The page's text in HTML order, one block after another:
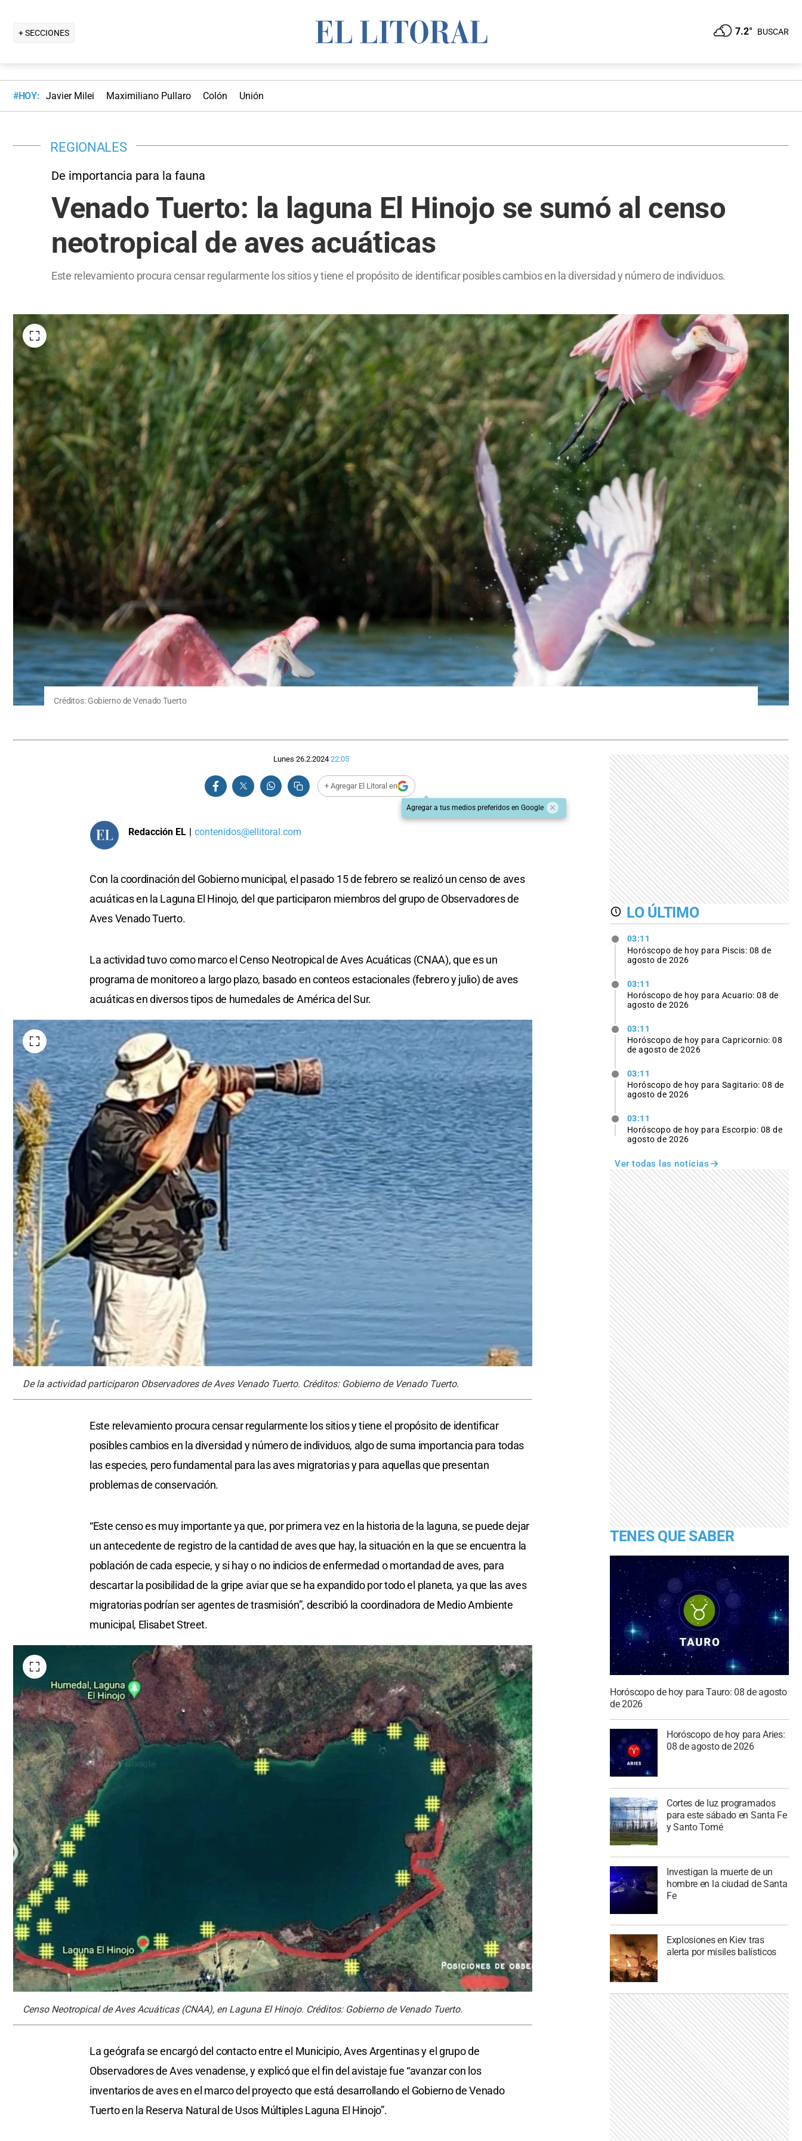
+ SECCIONES 7.2° BUSCAR
#HOY: Javier Milei Maximiliano Pullaro Colón Unión
REGIONALES
De importancia para la fauna
Venado Tuerto: la laguna El Hinojo se sumó al censo
neotropical de aves acuáticas
Este relevamiento procura censar regularmente los sitios y tiene el propósito de identificar posibles cambios en la diversidad y número de individuos.
Créditos: Gobierno de Venado Tuerto
Lunes 26.2.2024 22:05
+ Agregar El Litoral en
Agregar a tus medios preferidos en Google
Redacción EL | contenidos@ellitoral.com
Con la coordinación del Gobierno municipal, el pasado 15 de febrero se realizó un censo de aves
acuáticas en la Laguna El Hinojo, del que participaron miembros del grupo de Observadores de
Aves Venado Tuerto.
La actividad tuvo como marco el Censo Neotropical de Aves Acuáticas (CNAA), que es un
programa de monitoreo a largo plazo, basado en conteos estacionales (febrero y julio) de aves
acuáticas en diversos tipos de humedales de América del Sur.
De la actividad participaron Observadores de Aves Venado Tuerto. Créditos: Gobierno de Venado Tuerto.
Este relevamiento procura censar regularmente los sitios y tiene el propósito de identificar
posibles cambios en la diversidad y número de individuos, algo de suma importancia para todas
las especies, pero fundamental para las aves migratorias y para aquellas que presentan
problemas de conservación.
“Este censo es muy importante ya que, por primera vez en la historia de la laguna, se puede dejar
un antecedente de registro de la cantidad de aves que hay, la situación en la que se encuentra la
población de cada especie, y si hay o no indicios de enfermedad o mortandad de aves, para
descartar la posibilidad de la gripe aviar que se ha expandido por todo el planeta, ya que las aves
migratorias podrían ser agentes de trasmisión”, describió la coordinadora de Medio Ambiente
municipal, Elisabet Street.
Censo Neotropical de Aves Acuáticas (CNAA), en Laguna El Hinojo. Créditos: Gobierno de Venado Tuerto.
La geógrafa se encargó del contacto entre el Municipio, Aves Argentinas y el grupo de
Observadores de Aves venadense, y explicó que el fin del avistaje fue “avanzar con los
inventarios de aves en el marco del proyecto que está desarrollando el Gobierno de Venado
Tuerto en la Reserva Natural de Usos Múltiples Laguna El Hinojo”.
LO ÚLTIMO
03:11
Horóscopo de hoy para Piscis: 08 de
agosto de 2026
03:11
Horóscopo de hoy para Acuario: 08 de
agosto de 2026
03:11
Horóscopo de hoy para Capricornio: 08
de agosto de 2026
03:11
Horóscopo de hoy para Sagitario: 08 de
agosto de 2026
03:11
Horóscopo de hoy para Escorpio: 08 de
agosto de 2026
Ver todas las noticias
TENES QUE SABER
Horóscopo de hoy para Tauro: 08 de agosto
de 2026
Horóscopo de hoy para Aries:
08 de agosto de 2026
Cortes de luz programados
para este sábado en Santa Fe
y Santo Tomé
Investigan la muerte de un
hombre en la ciudad de Santa
Fe
Explosiones en Kiev tras
alerta por misiles balísticos